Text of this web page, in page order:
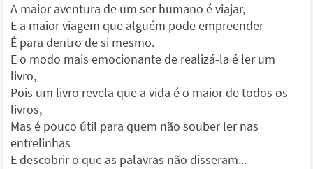
A maior aventura de um ser humano é viajar,
E a maior viagem que alguém pode empreender
É para dentro de si mesmo.
E o modo mais emocionante de realizá-la é ler um
livro,
Pois um livro revela que a vida é o maior de todos os
livros,
Mas é pouco útil para quem não souber ler nas
entrelinhas
E descobrir o que as palavras não disseram...